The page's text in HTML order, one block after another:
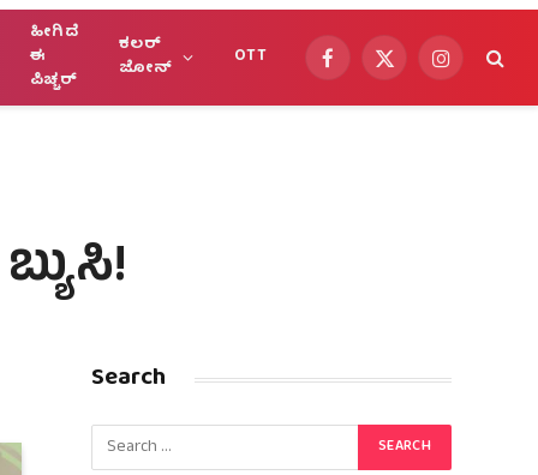
ಹೀಗಿದೆ
ಈ
ಪಿಚ್ಚರ್
ಕಲರ್
ಜೋನ್
OTT Facebook
X
Instagram
Search